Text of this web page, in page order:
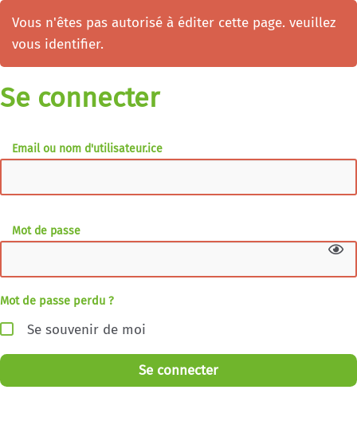
Vous n'êtes pas autorisé à éditer cette page. veuillez
vous identifier.
Se connecter
Email ou nom d'utilisateur.ice
Mot de passe
Mot de passe perdu ?
Se souvenir de moi
Se connecter